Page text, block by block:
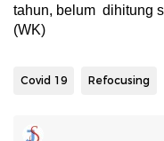
tahun, belum dihitung
(WK)
Covid 19 Refocusing